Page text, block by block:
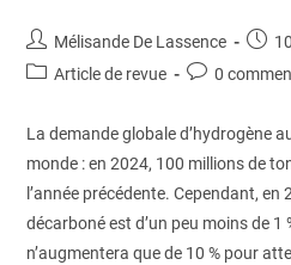
Mélisande De Lassence
Article de revue
0
La demande globale d’hydrogène
monde : en 2024, 100 millions de
l’année précédente. Cependant, en
décarboné est d’un peu moins de 1
n’augmentera que de 10 % pour